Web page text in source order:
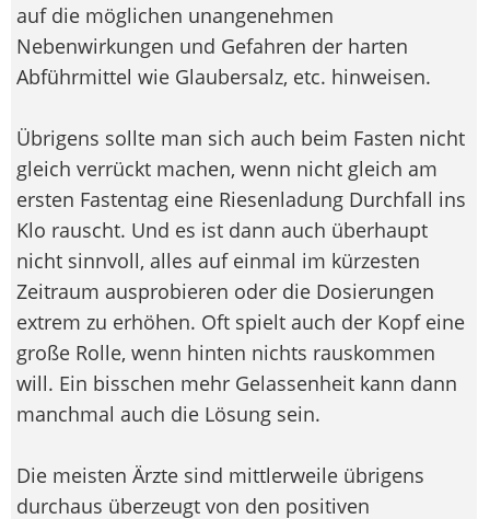
auf die möglichen unangenehmen
Nebenwirkungen und Gefahren der harten
Abführmittel wie Glaubersalz, etc. hinweisen.
Übrigens sollte man sich auch beim Fasten nicht
gleich verrückt machen, wenn nicht gleich am
ersten Fastentag eine Riesenladung Durchfall ins
Klo rauscht. Und es ist dann auch überhaupt
nicht sinnvoll, alles auf einmal im kürzesten
Zeitraum ausprobieren oder die Dosierungen
extrem zu erhöhen. Oft spielt auch der Kopf eine
große Rolle, wenn hinten nichts rauskommen
will. Ein bisschen mehr Gelassenheit kann dann
manchmal auch die Lösung sein.
Die meisten Ärzte sind mittlerweile übrigens
durchaus überzeugt von den positiven